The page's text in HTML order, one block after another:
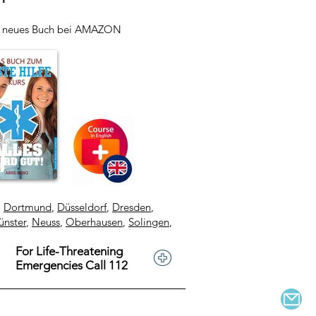
neues Buch bei AMAZON
For Life-Threatening
Emergencies Call 112
Dortmund, Düsseldorf, Dresden,
, Neuss, Oberhausen, Solingen,